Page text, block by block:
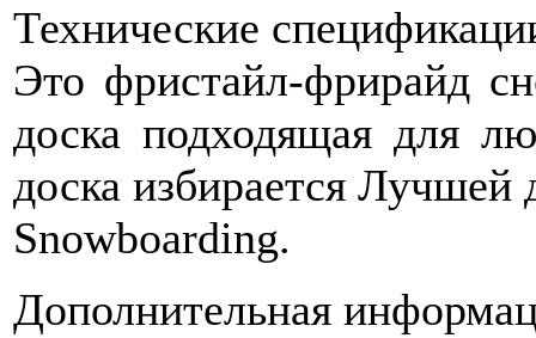
Технические
Это фристайл-фрирайд
доска подходящая для
доска избирается
Snowboarding.
Дополнительная